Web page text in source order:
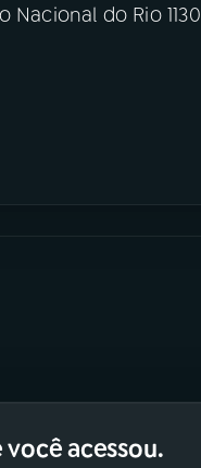
Nacional do Rio
acessou.